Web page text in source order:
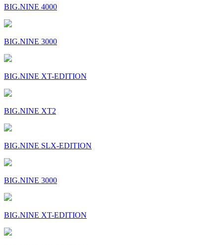
BIG.NINE 4000
BIG.NINE 3000
BIG.NINE XT-EDITION
BIG.NINE XT2
BIG.NINE SLX-EDITION
BIG.NINE 3000
BIG.NINE XT-EDITION